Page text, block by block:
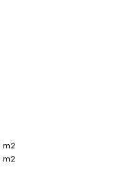
m2
m2